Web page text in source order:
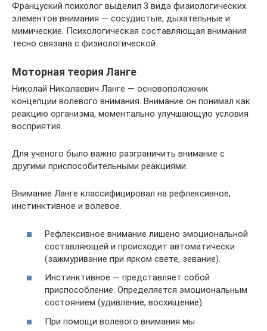
Француский психолог выделил 3 вида физиологических
элементов внимания — сосудистые, дыхательные и
мимические. Психологическая составляющая внимания
тесно связана с физиологической.
Моторная теория Ланге
Николай Николаевич Ланге — основоположник
концепции волевого внимания. Внимание он понимал как
реакцию организма, моментально улучшающую условия
восприятия.
Для ученого было важно разграничить внимание с
другими приспособительными реакциями.
Внимание Ланге классифицировал на рефлексивное,
инстинктивное и волевое.
Рефлексивное внимание лишено эмоциональной
составляющей и происходит автоматически
(зажмуривание при ярком свете, зевание).
Инстинктивное — представляет собой
приспособление. Определяется эмоциональным
состоянием (удивление, восхищение).
При помощи волевого внимания мы